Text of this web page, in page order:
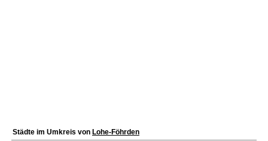
Städte im Umkreis von Lohe-Föhrden